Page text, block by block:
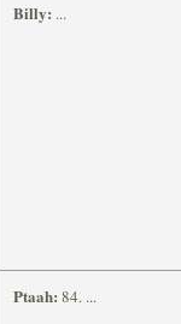
Billy: ...
Ptaah: 84. ...